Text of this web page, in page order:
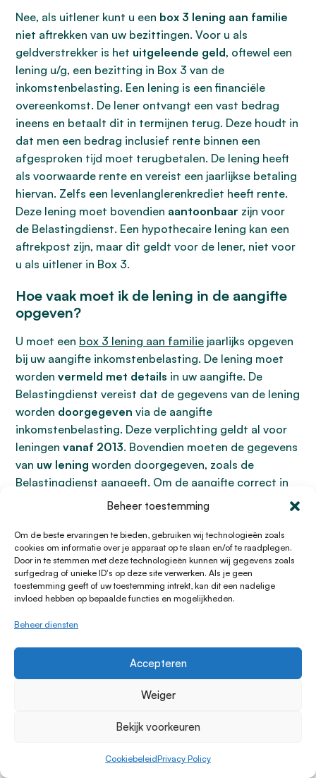
Beheer toestemming
Om de beste ervaringen te bieden, gebruiken wij technologieën zoals
cookies om informatie over je apparaat op te slaan en/of te raadplegen.
Door in te stemmen met deze technologieën kunnen wij gegevens zoals
surfgedrag of unieke ID's op deze site verwerken. Als je geen
toestemming geeft of uw toestemming intrekt, kan dit een nadelige
invloed hebben op bepaalde functies en mogelijkheden.
Beheer diensten
Accepteren
Weiger
Bekijk voorkeuren
CookiebeleidPrivacy Policy
Nee, als uitlener kunt u een box 3 lening aan familie
niet aftrekken van uw bezittingen. Voor u als
geldverstrekker is het uitgeleende geld, oftewel een
lening u/g, een bezitting in Box 3 van de
inkomstenbelasting. Een lening is een financiële
overeenkomst. De lener ontvangt een vast bedrag
ineens en betaalt dit in termijnen terug. Deze houdt in
dat men een bedrag inclusief rente binnen een
afgesproken tijd moet terugbetalen. De lening heeft
als voorwaarde rente en vereist een jaarlijkse betaling
hiervan. Zelfs een levenlanglerenkrediet heeft rente.
Deze lening moet bovendien aantoonbaar zijn voor
de Belastingdienst. Een hypothecaire lening kan een
aftrekpost zijn, maar dit geldt voor de lener, niet voor
u als uitlener in Box 3.
Hoe vaak moet ik de lening in de aangifte
opgeven?
U moet een box 3 lening aan familie jaarlijks opgeven
bij uw aangifte inkomstenbelasting. De lening moet
worden vermeld met details in uw aangifte. De
Belastingdienst vereist dat de gegevens van de lening
worden doorgegeven via de aangifte
inkomstenbelasting. Deze verplichting geldt al voor
leningen vanaf 2013. Bovendien moeten de gegevens
van uw lening worden doorgegeven, zoals de
Belastingdienst aangeeft. Om de aangifte correct in
te vullen, houdt u de
leningsovereenkomst
u de geldverstrekker van een lening die niet via een
meldingsplichtige instelling loopt, dan bent u zelf
verantwoordelijk voor het doorgeven van deze
gegevens aan de Belastingdienst.
Wat anderen over Lening.nl
zeggen
1004 klanten beoordelen ons met een 4.4/5